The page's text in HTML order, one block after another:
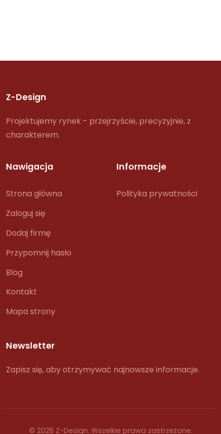
Z-Design
Projektujemy rynek - przejrzyście, precyzyjnie, z
charakterem.
Nawigacja
Strona główna
Zaloguj się
Dodaj firmę
Przypomnij hasło
Blog
Kontakt
Mapa strony
Informacje
Polityka prywatności
Newsletter
Zapisz się, aby otrzymywać najnowsze informacje.
© 2026 Z-Design. Wszelkie prawa zastrzeżone.